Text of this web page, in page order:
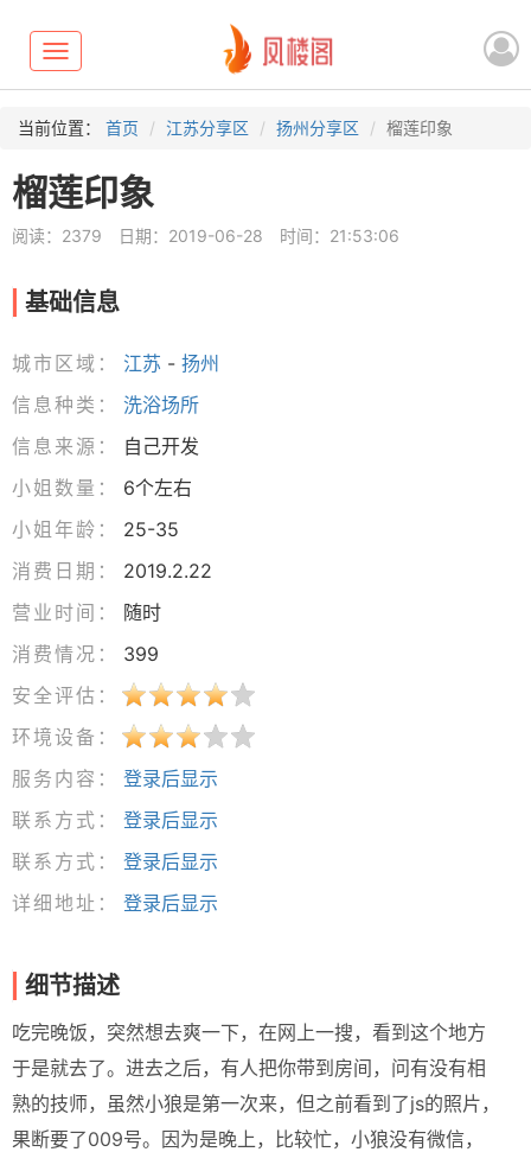
Toggle
navigation
当前位置： 首页 江苏分享区 扬州分享区 榴莲印象
榴莲印象
阅读：2379 日期：2019-06-28 时间：21:53:06
基础信息
城市区域： 江苏 - 扬州
信息种类：
洗浴场所
信息来源：
自己开发
小姐数量：
6个左右
小姐年龄：
25-35
消费日期：
2019.2.22
营业时间：
随时
消费情况：
399
安全评估：
环境设备：
服务内容：
登录后显示
联系方式：
登录后显示
联系方式：
登录后显示
详细地址：
登录后显示
细节描述
吃完晚饭，突然想去爽一下，在网上一搜，看到这个地方
于是就去了。进去之后，有人把你带到房间，问有没有相
熟的技师，虽然小狼是第一次来，但之前看到了js的照片，
果断要了009号。因为是晚上，比较忙，小狼没有微信，